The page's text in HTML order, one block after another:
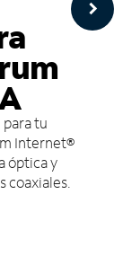
tu
Internet®
óptica y
coaxiales.